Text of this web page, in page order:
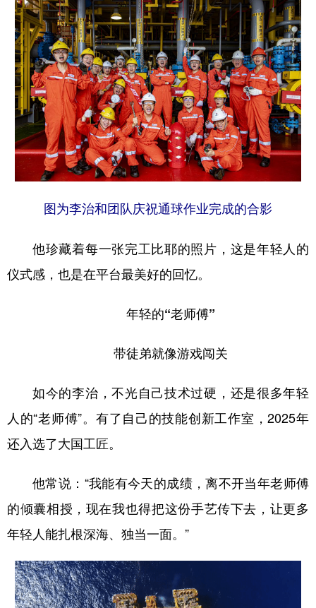
图为李治和团队庆祝通球作业完成的合影
他珍藏着每一张完工比耶的照片，这是年轻人的
仪式感，也是在平台最美好的回忆。
年轻的“老师傅”
带徒弟就像游戏闯关
如今的李治，不光自己技术过硬，还是很多年轻
人的“老师傅”。有了自己的技能创新工作室，2025年
还入选了大国工匠。
他常说：“我能有今天的成绩，离不开当年老师傅
的倾囊相授，现在我也得把这份手艺传下去，让更多
年轻人能扎根深海、独当一面。”